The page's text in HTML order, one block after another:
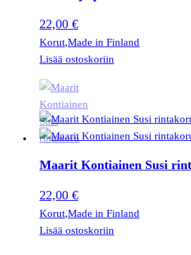
22,00 €
Korut,Made in Finland
Lisää ostoskoriin
Maarit Kontiainen Susi
22,00 €
Korut,Made in Finland
Lisää ostoskoriin